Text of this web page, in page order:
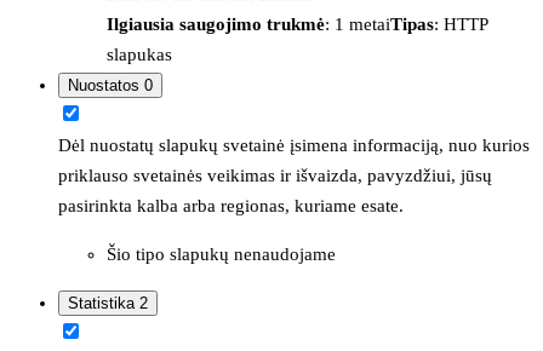
Ilgiausia saugojimo trukmė: 1 metaiTipas: HTTP
slapukas
Nuostatos 0
Dėl nuostatų slapukų svetainė įsimena informaciją, nuo kurios
priklauso svetainės veikimas ir išvaizda, pavyzdžiui, jūsų
pasirinkta kalba arba regionas, kuriame esate.
Šio tipo slapukų nenaudojame
Statistika 2